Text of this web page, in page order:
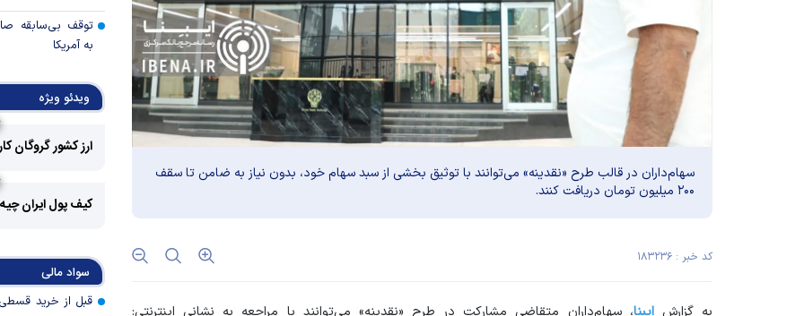
سهام‌داران در قالب طرح «نقدینه» می‌توانند با توثیق بخشی از سبد سهام خود، بدون نیاز به ضامن تا سقف
۲۰۰ میلیون تومان دریافت کنند.
کد خبر : ۱۸۳۲۳۶
به گزارشایبنا، سهام‌داران متقاضی مشارکت در طرح «نقدینه» می‌توانند با مراجعه به نشانی اینترنتی:
توقف بی‌سابقه
به آمریکا
چرا گاز در اروپا
مزیت رقابتی
عوارض هرمز؛
امنیت دریایی به
رویه جدید ارز
جزئیات
تسعیر ارز واردات
ویدئو ویژه
ارز کشور گروگان
کیف پول ایران
سواد مالی